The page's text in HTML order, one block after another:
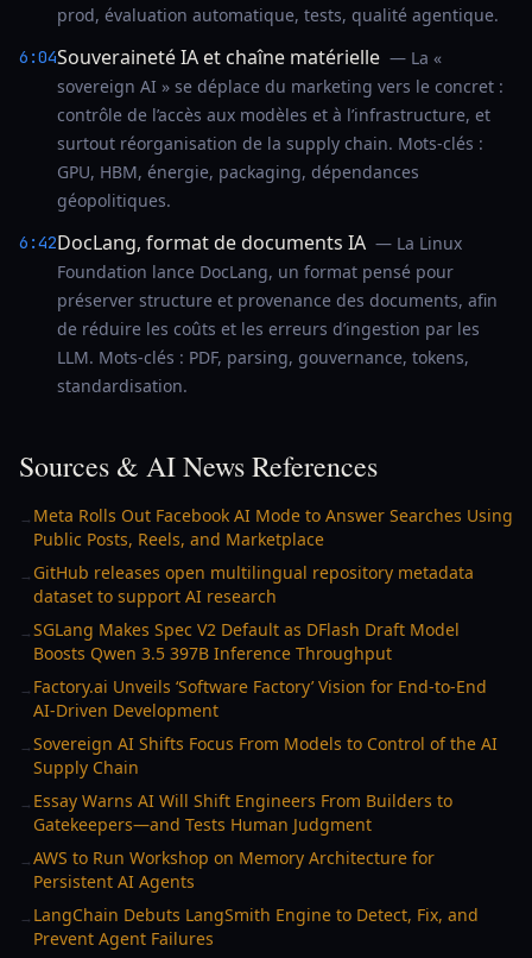
prod, évaluation automatique, tests, qualité agentique.
6:04Souveraineté IA et chaîne matérielle — La «
sovereign AI » se déplace du marketing vers le concret :
contrôle de l’accès aux modèles et à l’infrastructure, et
surtout réorganisation de la supply chain. Mots-clés :
GPU, HBM, énergie, packaging, dépendances
géopolitiques.
6:42DocLang, format de documents IA — La Linux
Foundation lance DocLang, un format pensé pour
préserver structure et provenance des documents, afin
de réduire les coûts et les erreurs d’ingestion par les
LLM. Mots-clés : PDF, parsing, gouvernance, tokens,
standardisation.
Sources & AI News References
→ Meta Rolls Out Facebook AI Mode to Answer Searches Using
Public Posts, Reels, and Marketplace
→ GitHub releases open multilingual repository metadata
dataset to support AI research
→SGLang Makes Spec V2 Default as DFlash Draft Model
Boosts Qwen 3.5 397B Inference Throughput
→ Factory.ai Unveils ‘Software Factory’ Vision for End-to-End
AI-Driven Development
→Sovereign AI Shifts Focus From Models to Control of the AI
Supply Chain
→ Essay Warns AI Will Shift Engineers From Builders to
Gatekeepers—and Tests Human Judgment
→AWS to Run Workshop on Memory Architecture for
Persistent AI Agents
→ LangChain Debuts LangSmith Engine to Detect, Fix, and
Prevent Agent Failures